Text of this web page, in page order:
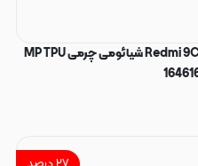
قاب گوشی Redmi 9C - Redmi 10A - Poco C3 شیائومی چرمی MP TPU